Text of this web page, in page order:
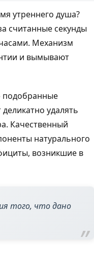
утреннего душа?
считанные секунды
Механизм
и вымывают
подобранные
удалять
Качественный
натурального
возникшие в
того, что дано